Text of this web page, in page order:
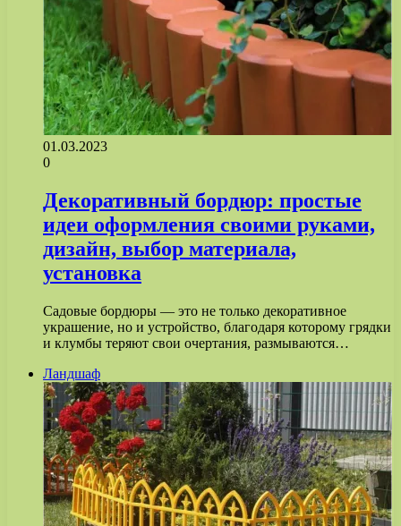
01.03.2023
0
Декоративный бордюр: простые
идеи оформления своими руками,
дизайн, выбор материала,
установка
Садовые бордюры — это не только декоративное
украшение, но и устройство, благодаря которому грядки
и клумбы теряют свои очертания, размываются…
Ландшаф